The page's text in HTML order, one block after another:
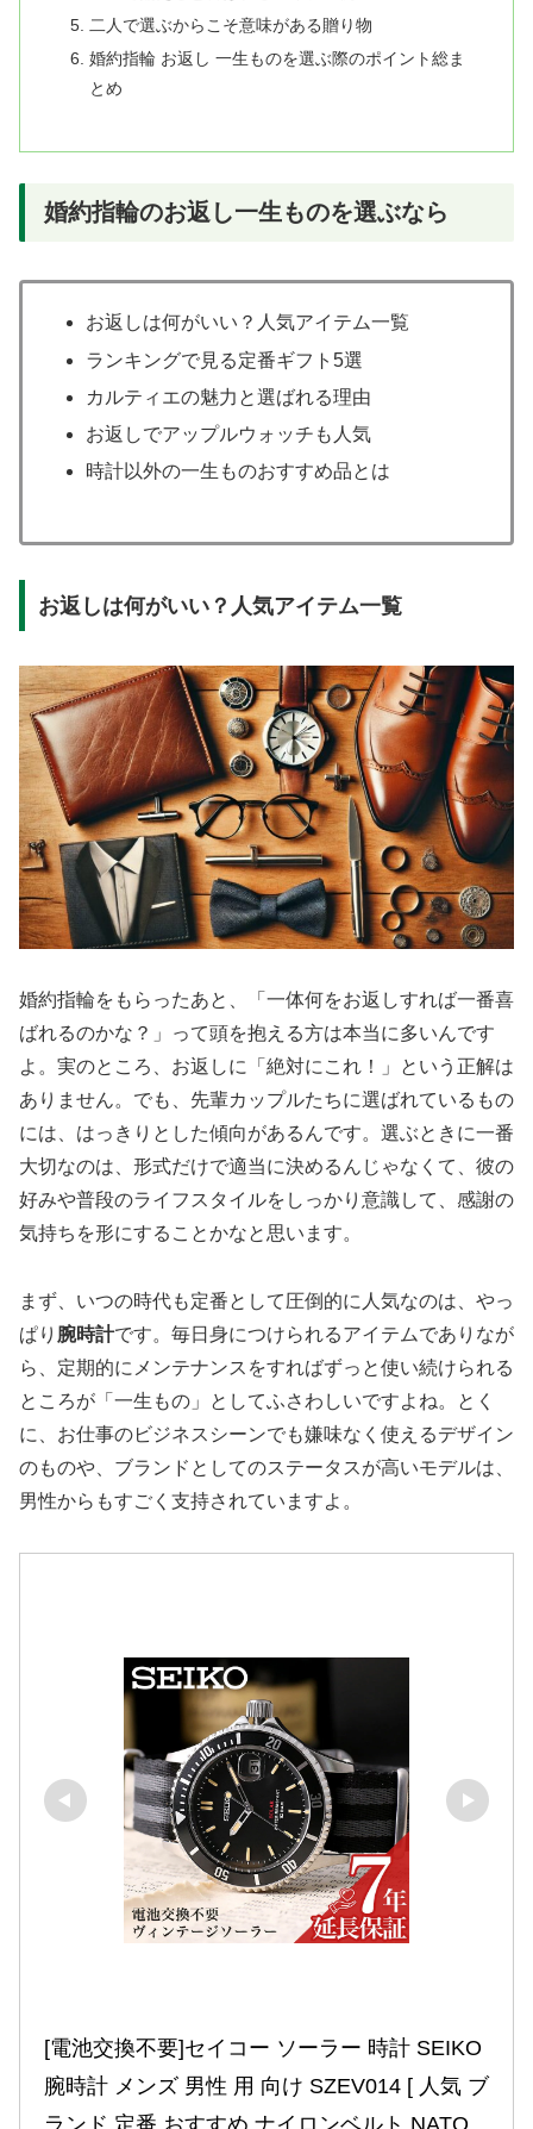
二人で選ぶからこそ意味がある贈り物
婚約指輪 お返し 一生ものを選ぶ際のポイント総ま
とめ
婚約指輪のお返し一生ものを選ぶなら
お返しは何がいい？人気アイテム一覧
ランキングで見る定番ギフト5選
カルティエの魅力と選ばれる理由
お返しでアップルウォッチも人気
時計以外の一生ものおすすめ品とは
お返しは何がいい？人気アイテム一覧
婚約指輪をもらったあと、「一体何をお返しすれば一番喜
ばれるのかな？」って頭を抱える方は本当に多いんです
よ。実のところ、お返しに「絶対にこれ！」という正解は
ありません。でも、先輩カップルたちに選ばれているもの
には、はっきりとした傾向があるんです。選ぶときに一番
大切なのは、形式だけで適当に決めるんじゃなくて、彼の
好みや普段のライフスタイルをしっかり意識して、感謝の
気持ちを形にすることかなと思います。
まず、いつの時代も定番として圧倒的に人気なのは、やっ
ぱり 腕時計です。毎日身につけられるアイテムでありなが
ら、定期的にメンテナンスをすればずっと使い続けられる
ところが「一生もの」としてふさわしいですよね。とく
に、お仕事のビジネスシーンでも嫌味なく使えるデザイン
のものや、ブランドとしてのステータスが高いモデルは、
男性からもすごく支持されていますよ。
[電池交換不要]セイコー ソーラー 時計 SEIKO
腕時計 メンズ 男性 用 向け SZEV014 [ 人気 ブ
ランド 定番 おすすめ ナイロンベルト NATO